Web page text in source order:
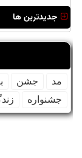
جدیدترین ها
مد جشن
جشنواره